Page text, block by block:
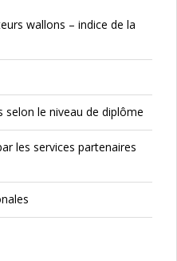
wallons – indice de la
selon le niveau de diplôme
les services partenaires